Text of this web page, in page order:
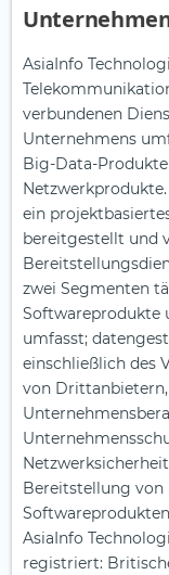
AsiaInfo
verbundenen
Unternehmens
Big-Data-
ein
bereitgestellt und
zwei Segmenten
Softwareprodukte
umfasst;
einschließlich des
von
Bereitstellung von
AsiaInfo
registriert: